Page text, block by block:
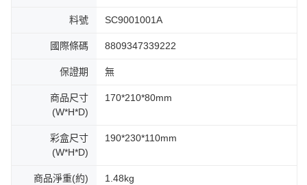
料號 SC9001001A
國際條碼 8809347339222
保證期 無
商品尺寸
(W*H*D)
170*210*80mm
彩盒尺寸
(W*H*D)
190*230*110mm
商品淨重(約) 1.48kg